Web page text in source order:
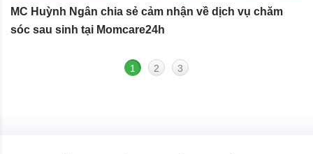
MC Huỳnh Ngân chia sẻ cảm nhận về dịch vụ chăm
sóc sau sinh tại Momcare24h
1 2 3